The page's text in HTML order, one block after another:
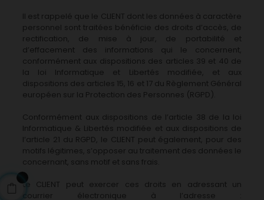
Il est rappelé que le CLIENT dont les données à caractère
personnel sont traitées bénéficie des droits d’accès, de
rectification, de mise à jour, de portabilité et
d’effacement des informations qui le concernent,
conformément aux dispositions des articles 39 et 40 de
la loi Informatique et Libertés modifiée, et aux
dispositions des articles 15, 16 et 17 du Règlement Général
européen sur la Protection des Personnes (RGPD).
Conformément aux dispositions de l’article 38 de la loi
Informatique & Libertés modifiée et aux dispositions de
l’article 21 du RGPD, le CLIENT peut également, pour des
motifs légitimes, s’opposer au traitement des données le
concernant, sans motif et sans frais.
Le CLIENT peut exercer ces droits en adressant un
courrier électronique à l’adresse :